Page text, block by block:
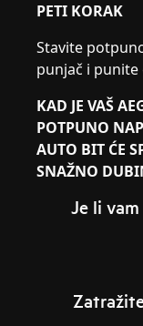
PETI KORAK
Stavite
punjač i punite
KAD JE VAŠ
POTPUNO
AUTO BIT ĆE
SNAŽNO
Je li